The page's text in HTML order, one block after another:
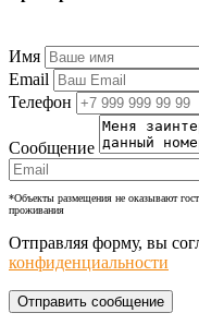
Имя
Email
Телефон
Сообщение
*Объекты размещения не оказывают
проживания
Отправляя форму, вы
конфиденциальности